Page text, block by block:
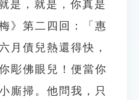
是，就是，你真是
》第二四回：「惠
月債兒熱還得快，
彫佛眼兒！便當你
廝掃。他問我，只